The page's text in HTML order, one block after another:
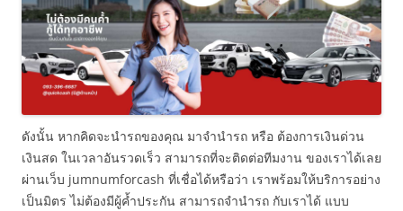
ดังนั้น หากคิดจะนำรถของคุณ มาจำนำรถ หรือ ต้องการเงินด่วน
เงินสด ในเวลาอันรวดเร็ว สามารถที่จะติดต่อทีมงาน ของเราได้เลย
ผ่านเว็บ jumnumforcash ที่เชื่อได้หรือว่า เราพร้อมให้บริการอย่าง
เป็นมิตร ไม่ต้องมีผู้ค้ำประกัน สามารถจำนำรถ กับเราได้ แบบ